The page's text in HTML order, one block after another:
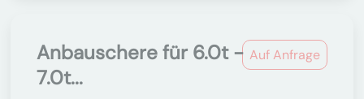
Auf Anfrage
Anbauschere für 6.0t -
7.0t...